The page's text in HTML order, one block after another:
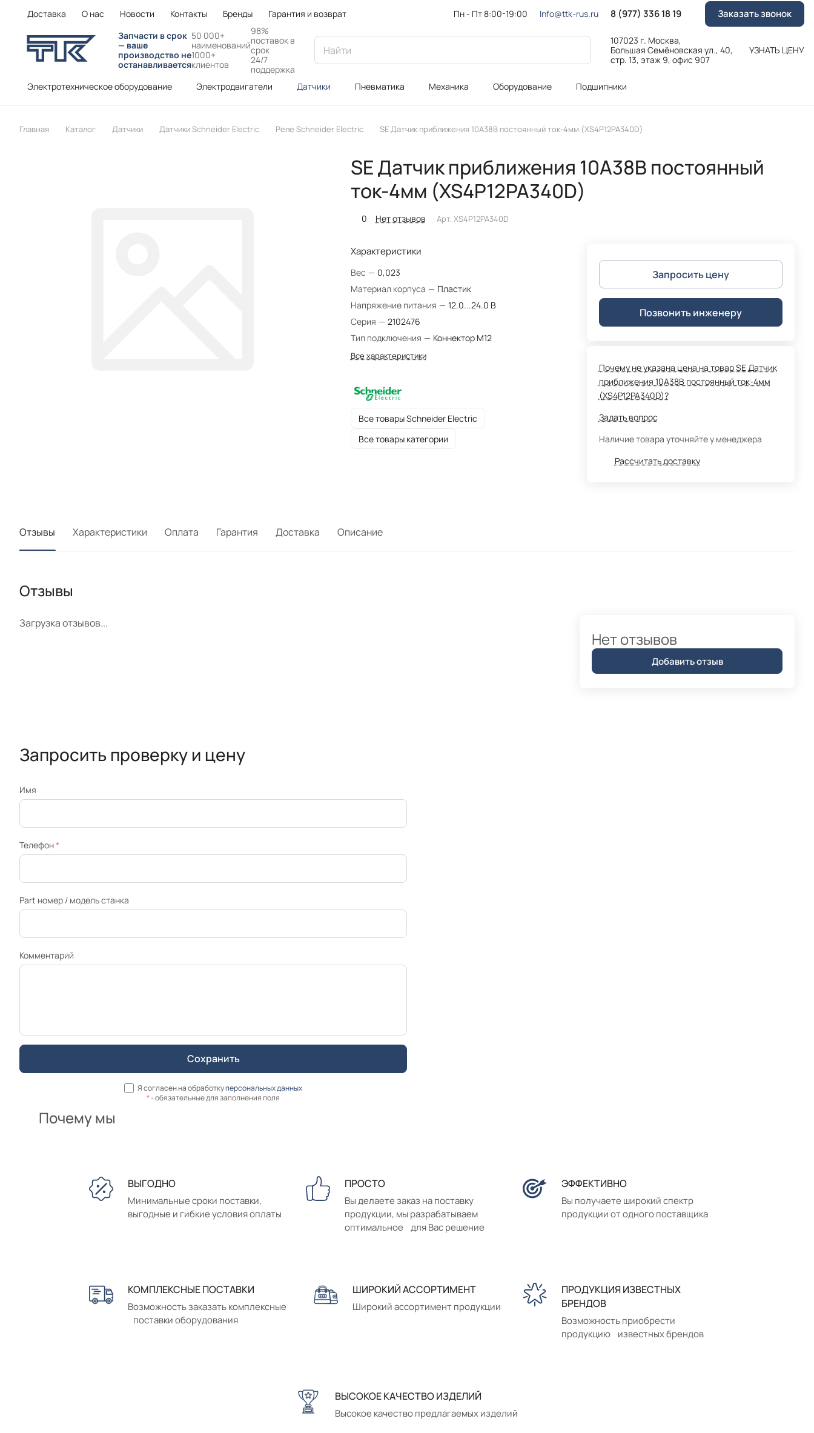
Доставка О нас Новости Контакты Бренды Гарантия и возврат Пн - Пт 8:00-19:00 Info@ttk-rus.ru 8 (977) 336 18 19 Заказать звонок
Запчасти в срок
— ваше
производство не
останавливается
50 000+
наименований
1000+
клиентов
98%
поставок в
срок
24/7
поддержка
107023 г. Москва,
Большая Семёновская ул., 40,
стр. 13, этаж 9, офис 907
УЗНАТЬ ЦЕНУ
Электротехническое оборудование Электродвигатели Датчики Пневматика Механика Оборудование Подшипники
Главная Каталог Датчики Датчики Schneider Electric Реле Schneider Electric SE Датчик приближения 10A38В постоянный ток-4мм (XS4P12PA340D)
SE Датчик приближения 10A38В постоянный
ток-4мм (XS4P12PA340D)
0 Нет отзывов Арт. XS4P12PA340D
Характеристики
Вес — 0,023
Материал корпуса — Пластик
Напряжение питания — 12.0...24.0 В
Серия — 2102476
Тип подключения — Коннектор М12
Все характеристики
Все товары Schneider Electric
Все товары категории
Запросить цену
Позвонить инженеру
Почему не указана цена на товар SE Датчик
приближения 10A38В постоянный ток-4мм
(XS4P12PA340D)?
Задать вопрос
Наличие товара уточняйте у менеджера
Рассчитать доставку
Отзывы Характеристики Оплата Гарантия Доставка Описание
Отзывы
Загрузка отзывов...
Нет отзывов
Добавить отзыв
Запросить проверку и цену
Имя
Телефон*
Part номер / модель станка
Комментарий
Я согласен на обработкуперсональных данных
*- обязательные для заполнения поля
Почему мы
ВЫГОДНО
Минимальные сроки поставки,
выгодные и гибкие условия оплаты
ПРОСТО
Вы делаете заказ на поставку
продукции, мы разрабатываем
оптимальное для Вас решение
ЭФФЕКТИВНО
Вы получаете широкий спектр
продукции от одного поставщика
КОМПЛЕКСНЫЕ ПОСТАВКИ
Возможность заказать комплексные
поставки оборудования
ШИРОКИЙ АССОРТИМЕНТ
Широкий ассортимент продукции
ПРОДУКЦИЯ ИЗВЕСТНЫХ
БРЕНДОВ
Возможность приобрести
продукцию известных брендов
ВЫСОКОЕ КАЧЕСТВО ИЗДЕЛИЙ
Высокое качество предлагаемых изделий